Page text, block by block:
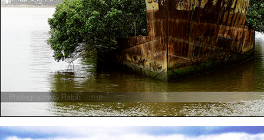
Alsancak Limanı’nın
dönem başlarken, Türkiye
Yatırımlardan Sorumlu
Yardımcısı Aziz Murat
satış ya da imtiyaz devri
belirterek, “Yük limanı
yerli ve milli Alport’a
açıklamasında